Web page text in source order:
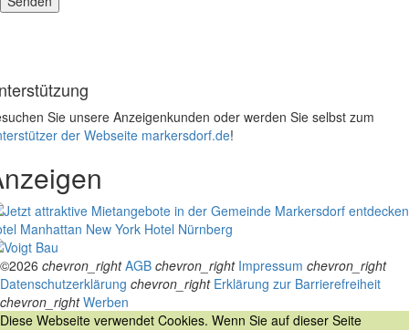
Sie unsere Anzeigenkunden oder werden Sie selbst zum
der Webseite markersdorf.de!
Manhattan New York Hotel Nürnberg
©2026 chevron_right AGB chevron_right Impressum chevron_right
Datenschutzerklärung chevron_right Erklärung zur Barrierefreiheit
chevron_right Werben
Diese Webseite verwendet Cookies. Wenn Sie auf dieser Seite